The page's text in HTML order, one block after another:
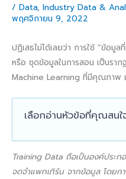
/ Data, Industry Data &
พฤศจิกายน 9, 2022
ปฏิเสธไม่ได้เลยว่า การใช้ “ข้อ
หรือ ชุดข้อมูลในการสอน เป็นรา
Machine Learning ที่มีคุณภาพ
เลือกอ่านหัวข้อที่คุณสนใ
Training Data ถือเป็นองค์ประก
จดจำแพทเทิร์น จากข้อมูล โดย